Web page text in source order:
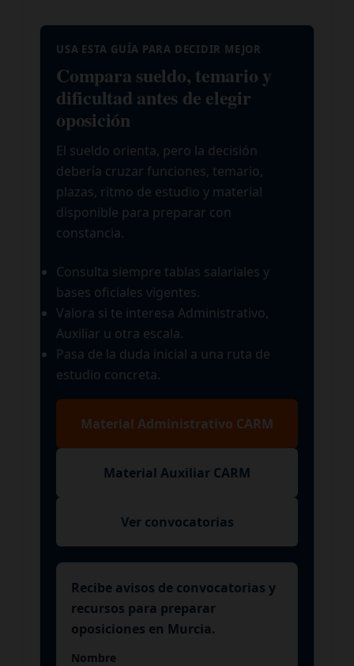
USA ESTA GUÍA PARA DECIDIR MEJOR
Compara sueldo, temario y
dificultad antes de elegir
oposición
El sueldo orienta, pero la decisión
debería cruzar funciones, temario,
plazas, ritmo de estudio y material
disponible para preparar con
constancia.
Consulta siempre tablas salariales y
bases oficiales vigentes.
Valora si te interesa Administrativo,
Auxiliar u otra escala.
Pasa de la duda inicial a una ruta de
estudio concreta.
Material Administrativo CARM
Material Auxiliar CARM
Ver convocatorias
Recibe avisos de convocatorias y
recursos para preparar
oposiciones en Murcia.
Nombre